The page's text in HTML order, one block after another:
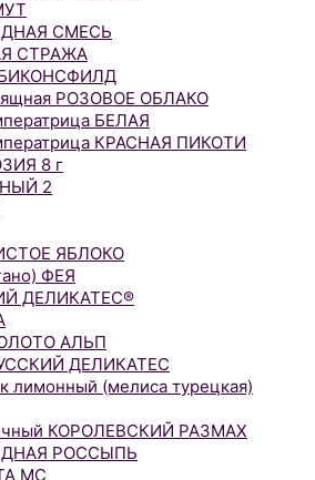
СМЕСЬ
СТРАЖА
РОЗОВОЕ ОБЛАКО
БЕЛАЯ
КРАСНАЯ ПИКОТИ
8 г
2
ЯБЛОКО
ФЕЯ
ДЕЛИКАТЕС®
АЛЬП
ДЕЛИКАТЕС
лимонный (мелиса турецкая)
КОРОЛЕВСКИЙ РАЗМАХ
РОССЫПЬ
МС